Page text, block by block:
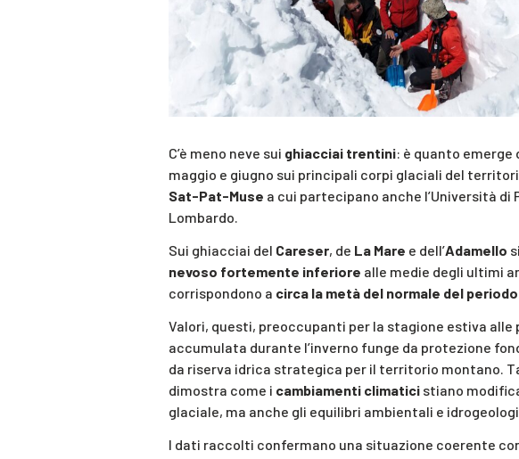
C’è meno neve sui ghiacciai trentini: è quanto
maggio e giugno sui principali corpi glaciali del
Sat-Pat-Muse a cui partecipano anche l’Università di
Lombardo.
Sui ghiacciai del Careser, de La Mare e dell’Adamello
nevoso fortemente inferiore alle medie degli ultimi
corrispondono a circa la metà del normale del periodo
Valori, questi, preoccupanti per la stagione estiva alle
accumulata durante l’inverno funge da protezione
da riserva idrica strategica per il territorio montano.
dimostra come i cambiamenti climatici stiano
glaciale, ma anche gli equilibri ambientali e
I dati raccolti confermano una situazione coerente